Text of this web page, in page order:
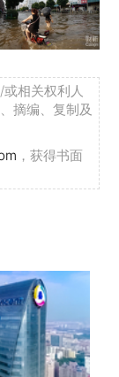
相关权利人
摘编、复制及
，获得书面